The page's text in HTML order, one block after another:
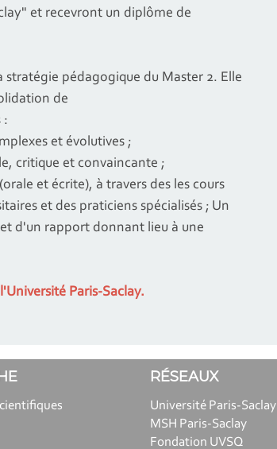
et recevront un diplôme de
pédagogique du Master 2. Elle
de
:
et évolutives ;
critique et convaincante ;
et écrite), à travers des les cours
et des praticiens spécialisés ; Un
d'un rapport donnant lieu à une
Paris-Saclay.
RÉSEAUX
Université Paris-Saclay
MSH Paris-Saclay
Fondation UVSQ